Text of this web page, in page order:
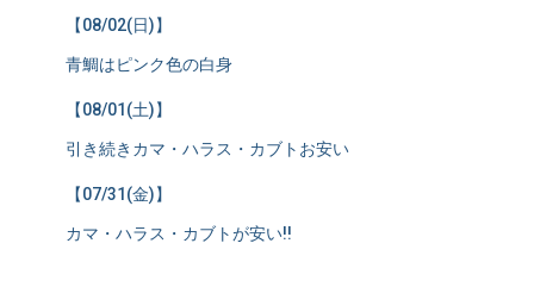
【08/02(日)】
青鯛はピンク色の白身
【08/01(土)】
引き続きカマ・ハラス・カブトお安い
【07/31(金)】
カマ・ハラス・カブトが安い!!